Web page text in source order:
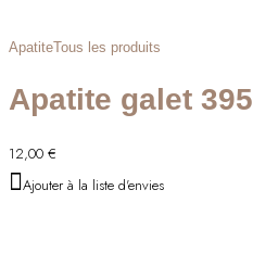
ApatiteTous les produits
Apatite galet 395
12,00 €
Ajouter à la liste d'envies